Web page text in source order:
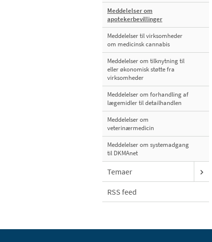
Meddelelser om
apotekerbevillinger
Meddelelser til virksomheder
om medicinsk cannabis
Meddelelser om tilknytning til
eller økonomisk støtte fra
virksomheder
Meddelelser om forhandling af
lægemidler til detailhandlen
Meddelelser om
veterinærmedicin
Meddelelser om systemadgang
til DKMAnet
Temaer
RSS feed